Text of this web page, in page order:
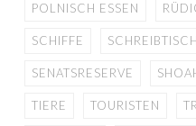
POLNISCH ESSEN
SCHIFFE SCHREIBTISCH
SENATSRESERVE
TIERE TOURISTEN